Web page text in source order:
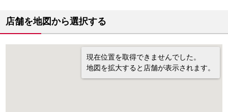
店舗を地図から選択する
現在位置を取得できませんでした。
地図を拡大すると店舗が表示されます。